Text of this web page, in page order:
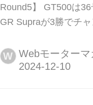
Round5】 GT500は
GR Supraが3勝でチ
Lamborghini GT3が大
月8日、鈴鹿サーキッ
W Webモーターマ